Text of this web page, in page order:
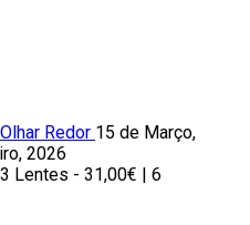
Olhar Redor 15 de Março,
2026
3 Lentes - 31,00€ | 6